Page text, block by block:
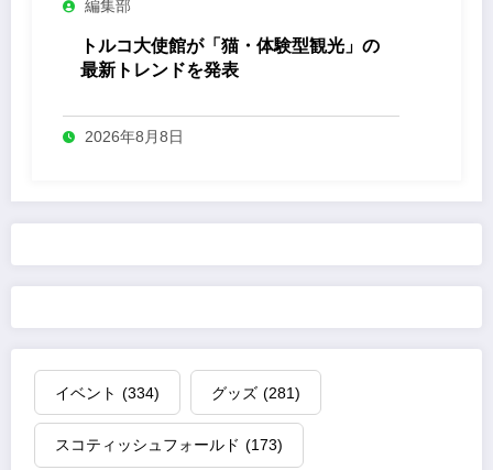
編集部
トルコ大使館が「猫・体験型観光」の
最新トレンドを発表
2026年8月8日
イベント (334) グッズ (281)
スコティッシュフォールド (173)